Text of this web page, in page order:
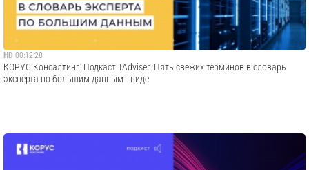
HD 00:12:28
КОРУС Консалтинг: Подкаст TAdviser: Пять свежих терминов в словарь
эксперта по большим данным - виде